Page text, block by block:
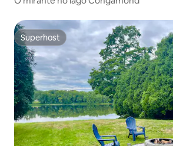
Superhost
Superhost